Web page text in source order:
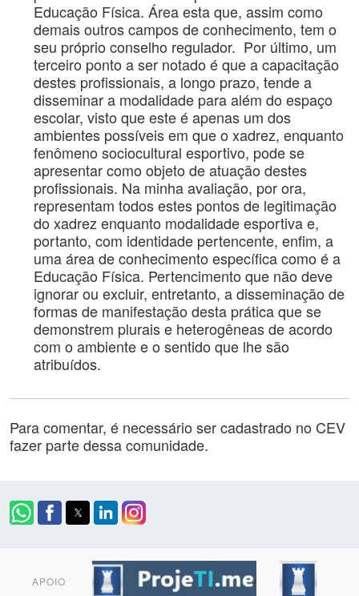
Educação Física. Área esta que, assim como
demais outros campos de conhecimento, tem o
seu próprio conselho regulador. Por último, um
terceiro ponto a ser notado é que a capacitação
destes profissionais, a longo prazo, tende a
disseminar a modalidade para além do espaço
escolar, visto que este é apenas um dos
ambientes possíveis em que o xadrez, enquanto
fenômeno sociocultural esportivo, pode se
apresentar como objeto de atuação destes
profissionais. Na minha avaliação, por ora,
representam todos estes pontos de legitimação
do xadrez enquanto modalidade esportiva e,
portanto, com identidade pertencente, enfim, a
uma área de conhecimento específica como é a
Educação Física. Pertencimento que não deve
ignorar ou excluir, entretanto, a disseminação de
formas de manifestação desta prática que se
demonstrem plurais e heterogêneas de acordo
com o ambiente e o sentido que lhe são
atribuídos.
Para comentar, é necessário ser cadastrado no CEV
fazer parte dessa comunidade.
APOIO